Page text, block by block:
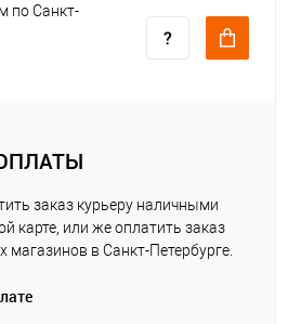
по Санкт-
заказ курьеру наличными
карте, или же оплатить заказ
магазинов в Санкт-Петербурге.